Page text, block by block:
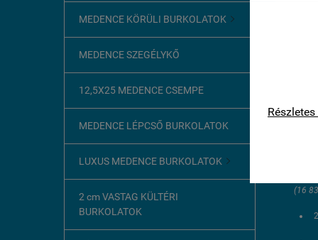
MEDENCE KÖRÜLI BURKOLATOK 
MEDENCE SZEGÉLYKŐ
12,5X25 MEDENCE CSEMPE
MEDENCE LÉPCSŐ BURKOLATOK
LUXUS MEDENCE BURKOLATOK 
2 cm VASTAG KÜLTÉRI
BURKOLATOK
2.5
(16